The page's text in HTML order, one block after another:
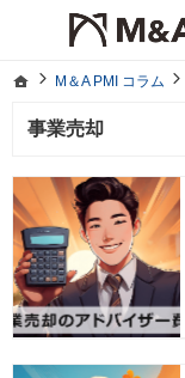
ホームM＆A PMI コラム
事業売却
10年以上の経験。企業の経営統
M＆A PMI コラム｜M＆A・PMI
ホームM＆A PMI コラム